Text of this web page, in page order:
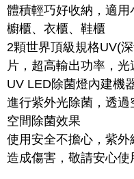
體積輕巧好收納，適用
櫥櫃、衣櫃、鞋櫃
2顆世界頂級規格UV(
片，超高輸出功率，光
UV LED除菌燈內建機
進行紫外光除菌，透
空間除菌效果
使用安全不擔心，紫
造成傷害，敬請安心使